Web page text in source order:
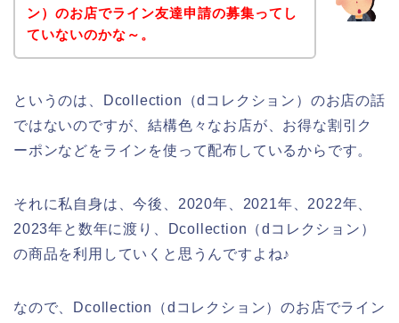
ン）のお店でライン友達申請の募集ってし
ていないのかな～。
というのは、Dcollection（dコレクション）のお店の話
ではないのですが、結構色々なお店が、お得な割引ク
ーポンなどをラインを使って配布しているからです。
それに私自身は、今後、2020年、2021年、2022年、
2023年と数年に渡り、Dcollection（dコレクション）
の商品を利用していくと思うんですよね♪
なので、Dcollection（dコレクション）のお店でライン